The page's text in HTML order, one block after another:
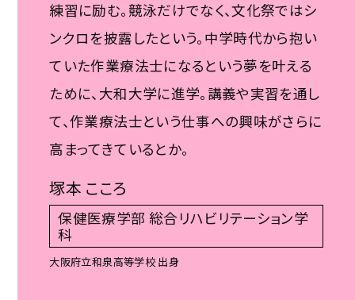
練習に励む。競泳だけでなく、文化祭ではシ
ンクロを披露したという。中学時代から抱い
ていた作業療法士になるという夢を叶える
ために、大和大学に進学。講義や実習を通し
て、作業療法士という仕事への興味がさらに
高まってきているとか。
塚本 こころ
保健医療学部 総合リハビリテーション学
科
大阪府立和泉高等学校 出身